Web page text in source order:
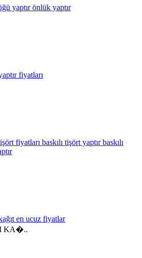
yaptır önlük yaptır
fiyatları
fiyatları baskılı tişört yaptır baskılı
en ucuz fiyatlar
KA�..